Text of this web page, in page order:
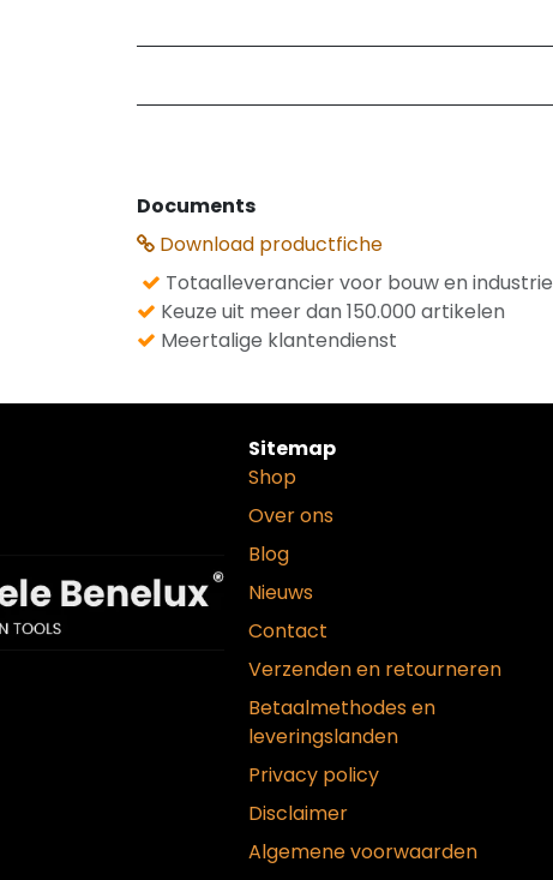
Documents
Download productfiche
Totaalleverancier voor bouw en industrie
Keuze uit meer dan 150.000 artikelen
Meertalige klantendienst
Sitemap
Shop
Over ons
Blog
Nieuws
Contact
Verzenden en retourneren
Betaalmethodes en
leveringslanden
Privacy policy
Disclaimer
Algemene voorwaarden